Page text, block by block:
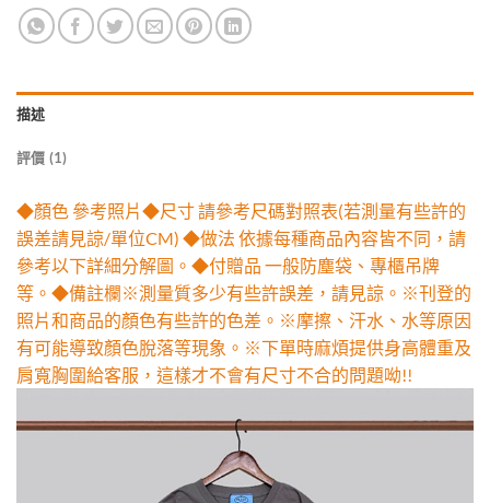
描述
評價 (1)
◆顏色 參考照片◆尺寸 請參考尺碼對照表(若測量有些許的
誤差請見諒/單位CM) ◆做法 依據每種商品內容皆不同，請
參考以下詳細分解圖。◆付贈品 一般防塵袋、專櫃吊牌
等。◆備註欄※測量質多少有些許誤差，請見諒。※刊登的
照片和商品的顏色有些許的色差。※摩擦、汗水、水等原因
有可能導致顏色脫落等現象。※下單時麻煩提供身高體重及
肩寬胸圍給客服，這樣才不會有尺寸不合的問題呦!!